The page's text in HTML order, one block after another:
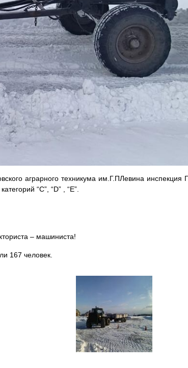
аграрного техникума им.Г.ПЛевина инспекция
“С”, “D” , “E”.
– машиниста!
167 человек.